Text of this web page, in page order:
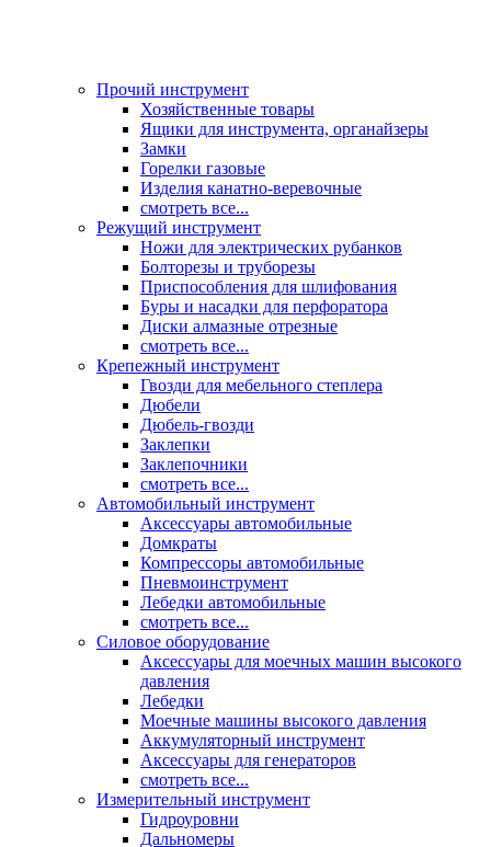
Прочий инструмент
Хозяйственные товары
Ящики для инструмента, органайзеры
Замки
Горелки газовые
Изделия канатно-веревочные
смотреть все...
Режущий инструмент
Ножи для электрических рубанков
Болторезы и труборезы
Приспособления для шлифования
Буры и насадки для перфоратора
Диски алмазные отрезные
смотреть все...
Крепежный инструмент
Гвозди для мебельного степлера
Дюбели
Дюбель-гвозди
Заклепки
Заклепочники
смотреть все...
Автомобильный инструмент
Аксессуары автомобильные
Домкраты
Компрессоры автомобильные
Пневмоинструмент
Лебедки автомобильные
смотреть все...
Силовое оборудование
Аксессуары для моечных машин высокого
давления
Лебедки
Моечные машины высокого давления
Аккумуляторный инструмент
Аксессуары для генераторов
смотреть все...
Измерительный инструмент
Гидроуровни
Дальномеры